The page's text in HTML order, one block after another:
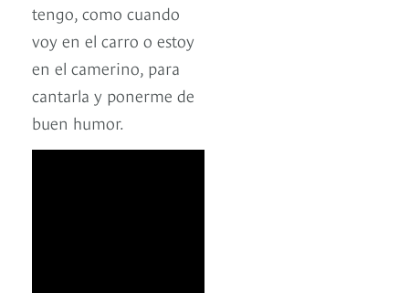
tengo, como cuando
voy en el carro o estoy
en el camerino, para
cantarla y ponerme de
buen humor.